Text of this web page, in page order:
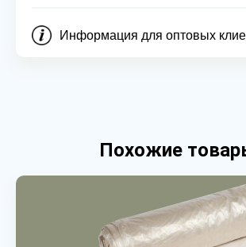
Информация для оптовых
Похожие